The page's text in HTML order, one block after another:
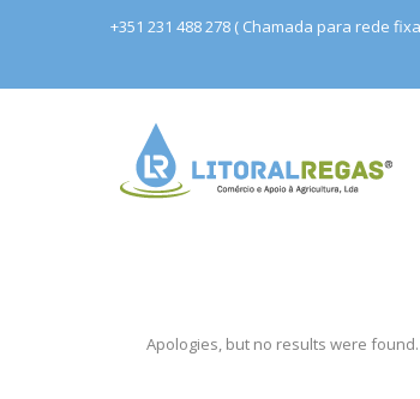
+351 231 488 278 ( Chamada para rede
Apologies, but no results were